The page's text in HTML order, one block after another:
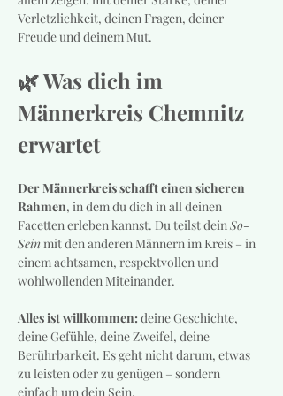
Verletzlichkeit, deinen Fragen, deiner
Freude und deinem Mut.
🌿 Was dich im
Männerkreis Chemnitz
erwartet
Der Männerkreis schafft einen sicheren
Rahmen, in dem du dich in all deinen
Facetten erleben kannst. Du teilst dein So-
Sein mit den anderen Männern im Kreis – in
einem achtsamen, respektvollen und
wohlwollenden Miteinander.
Alles ist willkommen: deine Geschichte,
deine Gefühle, deine Zweifel, deine
Berührbarkeit. Es geht nicht darum, etwas
zu leisten oder zu genügen – sondern
einfach um dein Sein.